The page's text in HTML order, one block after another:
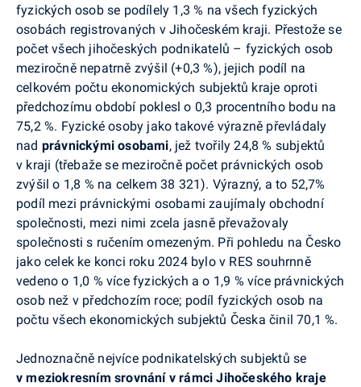
fyzických osob se podílely 1,3 % na všech fyzických
osobách registrovaných v Jihočeském kraji. Přestože se
počet všech jihočeských podnikatelů – fyzických osob
meziročně nepatrně zvýšil (+0,3 %), jejich podíl na
celkovém počtu ekonomických subjektů kraje oproti
předchozímu období poklesl o 0,3 procentního bodu na
75,2 %. Fyzické osoby jako takové výrazně převládaly
nad právnickými osobami, jež tvořily 24,8 % subjektů
v kraji (třebaže se meziročně počet právnických osob
zvýšil o 1,8 % na celkem 38 321). Výrazný, a to 52,7%
podíl mezi právnickými osobami zaujímaly obchodní
společnosti, mezi nimi zcela jasně převažovaly
společnosti s ručením omezeným. Při pohledu na Česko
jako celek ke konci roku 2024 bylo v RES souhrnně
vedeno o 1,0 % více fyzických a o 1,9 % více právnických
osob než v předchozím roce; podíl fyzických osob na
počtu všech ekonomických subjektů Česka činil 70,1 %.
Jednoznačně nejvíce podnikatelských subjektů se
v meziokresním srovnání v rámci Jihočeského kraje